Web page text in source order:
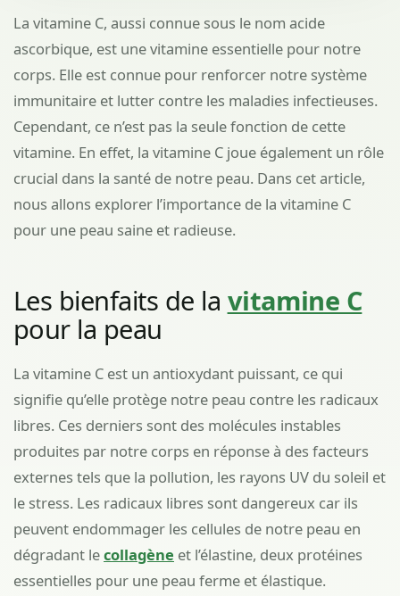
La vitamine C, aussi connue sous le nom acide
ascorbique, est une vitamine essentielle pour notre
corps. Elle est connue pour renforcer notre système
immunitaire et lutter contre les maladies infectieuses.
Cependant, ce n’est pas la seule fonction de cette
vitamine. En effet, la vitamine C joue également un rôle
crucial dans la santé de notre peau. Dans cet article,
nous allons explorer l’importance de la vitamine C
pour une peau saine et radieuse.
Les bienfaits de la vitamine C
pour la peau
La vitamine C est un antioxydant puissant, ce qui
signifie qu’elle protège notre peau contre les radicaux
libres. Ces derniers sont des molécules instables
produites par notre corps en réponse à des facteurs
externes tels que la pollution, les rayons UV du soleil et
le stress. Les radicaux libres sont dangereux car ils
peuvent endommager les cellules de notre peau en
dégradant lecollagène et l’élastine, deux protéines
essentielles pour une peau ferme et élastique.